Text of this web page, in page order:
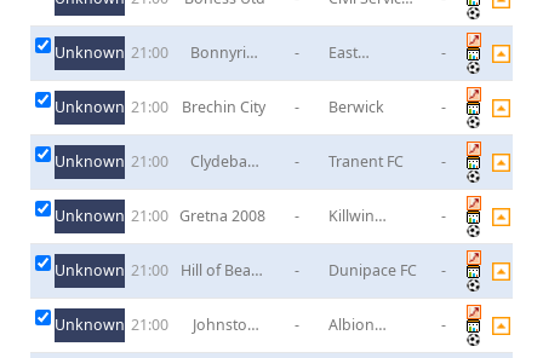
Unknown 21:00
Bonnyrigg
-
East
-
Unknown 21:00 Brechin City - Berwick -
Unknown 21:00
Clydebank
- Tranent FC -
Unknown 21:00 Gretna 2008 -
Killwin
-
Unknown 21:00
Hill of Beath
- Dunipace FC -
Unknown 21:00
Johnstone
-
Albion
-